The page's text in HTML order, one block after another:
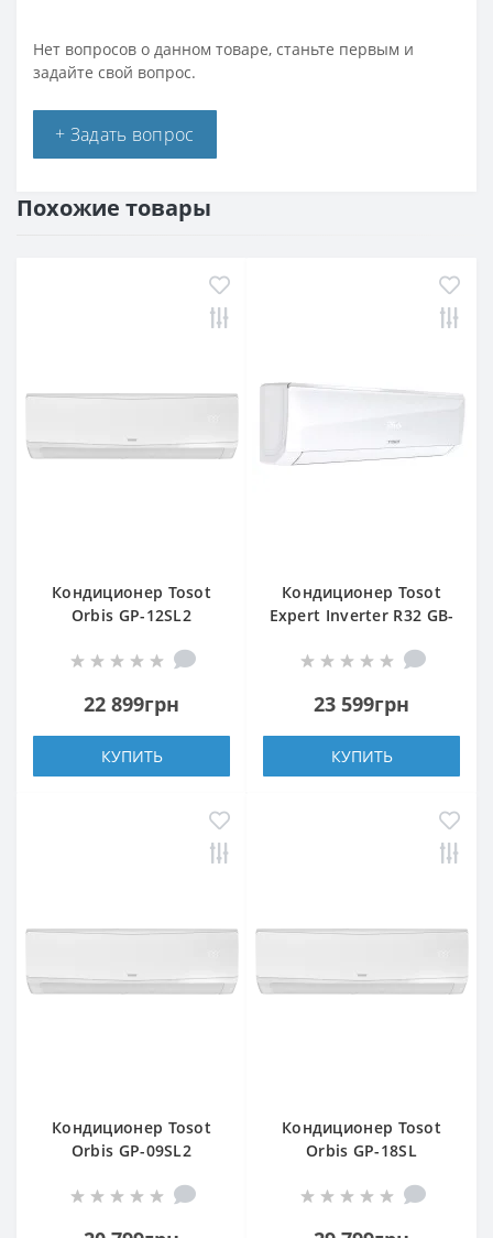
Нет вопросов о данном товаре, станьте первым и
задайте свой вопрос.
+ Задать вопрос
Похожие товары
Кондиционер Tosot
Orbis GP-12SL2
22 899грн
КУПИТЬ
Кондиционер Tosot
Expert Inverter R32 GB-
23 599грн
КУПИТЬ
Кондиционер Tosot
Orbis GP-09SL2
Кондиционер Tosot
Orbis GP-18SL